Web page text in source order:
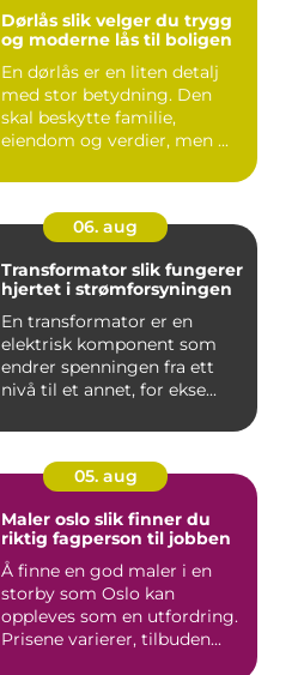
Dørlås slik velger du trygg
og moderne lås til boligen
En dørlås er en liten detalj
med stor betydning. Den
skal beskytte familie,
eiendom og verdier, men ...
06. aug
Transformator slik fungerer
hjertet i strømforsyningen
En transformator er en
elektrisk komponent som
endrer spenningen fra ett
nivå til et annet, for ekse...
05. aug
Maler oslo slik finner du
riktig fagperson til jobben
Å finne en god maler i en
storby som Oslo kan
oppleves som en utfordring.
Prisene varierer, tilbuden...